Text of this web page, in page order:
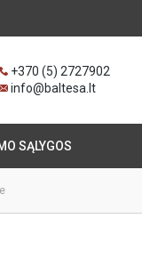
+370 (5) 2727902
info@baltesa.lt
SĄLYGOS